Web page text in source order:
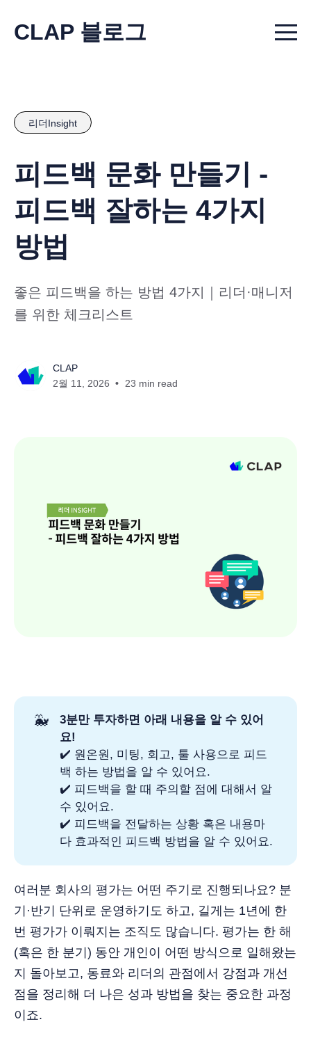
CLAP 블로그 Menu
리더Insight
피드백 문화 만들기 -
피드백 잘하는 4가지
방법
좋은 피드백을 하는 방법 4가지｜리더·매니저
를 위한 체크리스트
CLAP
2월 11, 2026
23 min read
🐳
3분만 투자하면 아래 내용을 알 수 있어
요!
✔️ 원온원, 미팅, 회고, 툴 사용으로 피드
백 하는 방법을 알 수 있어요.
✔️ 피드백을 할 때 주의할 점에 대해서 알
수 있어요.
✔️ 피드백을 전달하는 상황 혹은 내용마
다 효과적인 피드백 방법을 알 수 있어요.
여러분 회사의 평가는 어떤 주기로 진행되나요? 분
기·반기 단위로 운영하기도 하고, 길게는 1년에 한
번 평가가 이뤄지는 조직도 많습니다. 평가는 한 해
(혹은 한 분기) 동안 개인이 어떤 방식으로 일해왔는
지 돌아보고, 동료와 리더의 관점에서 강점과 개선
점을 정리해 더 나은 성과 방법을 찾는 중요한 과정
이죠.